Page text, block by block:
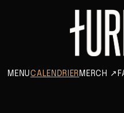
MENUCALENDRIER MERCH ↗